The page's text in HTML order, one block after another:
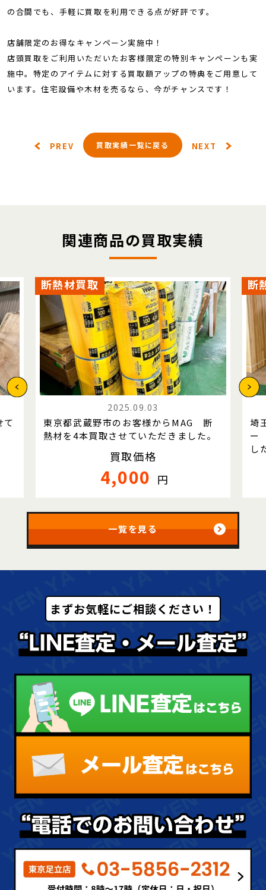
の合間でも、手軽に買取を利用できる点が好評です。
店舗限定のお得なキャンペーン実施中！
店頭買取をご利用いただいたお客様限定の特別キャンペーンも実
施中。特定のアイテムに対する買取額アップの特典をご用意して
います。住宅設備や木材を売るなら、今がチャンスです！
PREV 買取実績一覧に戻る NEXT
関連商品の買取実績
て
断熱材買取
2025.09.03
東京都武蔵野市のお客様からMAG 断
熱材を4本買取させていただきました。
買取価格
4,000 円
断
埼
ー
し
一覧を見る
まずお気軽にご相談ください！